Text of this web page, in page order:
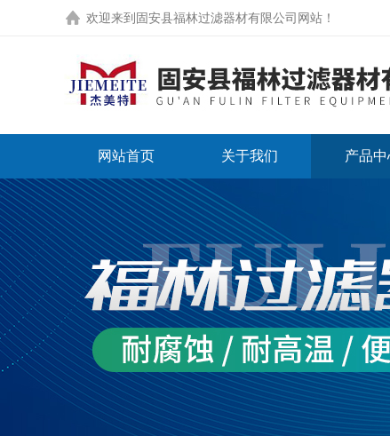
欢迎来到 固安县福林过滤器材有限公司网站 ！
网站首页 关于我们 产品